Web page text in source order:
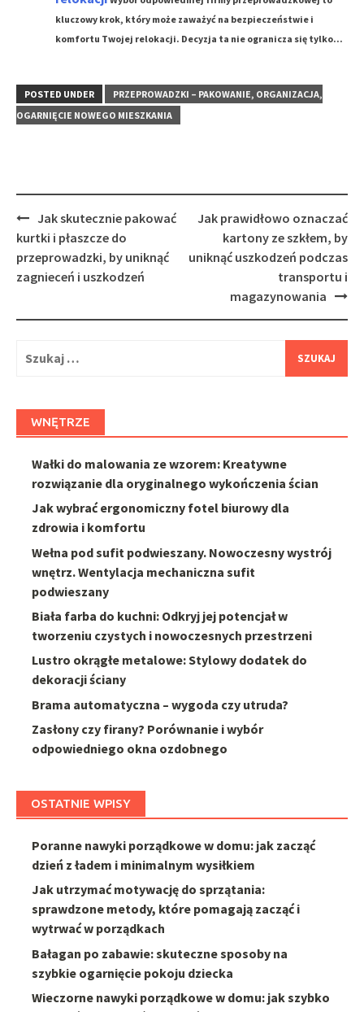
kluczowy krok, który może zaważyć na bezpieczeństwie i
komfortu Twojej relokacji. Decyzja ta nie ogranicza się tylko...
POSTED UNDER
PRZEPROWADZKI – PAKOWANIE, ORGANIZACJA,
OGARNIĘCIE NOWEGO MIESZKANIA
Post
navigation
Jak skutecznie pakować
kurtki i płaszcze do
przeprowadzki, by uniknąć
zagnieceń i uszkodzeń
Jak prawidłowo oznaczać
kartony ze szkłem, by
uniknąć uszkodzeń podczas
transportu i
magazynowania
WNĘTRZE
Wałki do malowania ze wzorem: Kreatywne
rozwiązanie dla oryginalnego wykończenia ścian
Jak wybrać ergonomiczny fotel biurowy dla
zdrowia i komfortu
Wełna pod sufit podwieszany. Nowoczesny wystrój
wnętrz. Wentylacja mechaniczna sufit
podwieszany
Biała farba do kuchni: Odkryj jej potencjał w
tworzeniu czystych i nowoczesnych przestrzeni
Lustro okrągłe metalowe: Stylowy dodatek do
dekoracji ściany
Brama automatyczna – wygoda czy utruda?
Zasłony czy firany? Porównanie i wybór
odpowiedniego okna ozdobnego
OSTATNIE WPISY
Poranne nawyki porządkowe w domu: jak zacząć
dzień z ładem i minimalnym wysiłkiem
Jak utrzymać motywację do sprzątania:
sprawdzone metody, które pomagają zacząć i
wytrwać w porządkach
Bałagan po zabawie: skuteczne sposoby na
szybkie ogarnięcie pokoju dziecka
Wieczorne nawyki porządkowe w domu: jak szybko